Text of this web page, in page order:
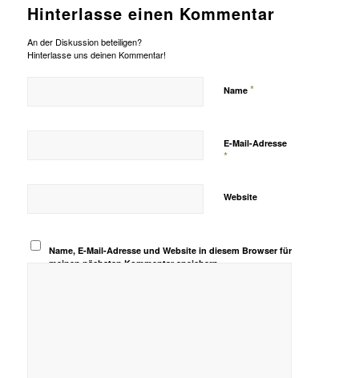
Hinterlasse einen Kommentar
An der Diskussion beteiligen?
Hinterlasse uns deinen Kommentar!
Name *
E-Mail-Adresse
*
Website
Name, E-Mail-Adresse und Website in diesem Browser für
meinen nächsten Kommentar speichern.